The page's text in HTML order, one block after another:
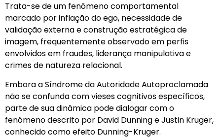
Trata-se de um fenômeno comportamental
marcado por inflação do ego, necessidade de
validação externa e construção estratégica de
imagem, frequentemente observado em perfis
envolvidos em fraudes, liderança manipulativa e
crimes de natureza relacional.
Embora a Síndrome da Autoridade Autoproclamada
não se confunda com vieses cognitivos específicos,
parte de sua dinâmica pode dialogar com o
fenômeno descrito por David Dunning e Justin Kruger,
conhecido como efeito Dunning-Kruger.